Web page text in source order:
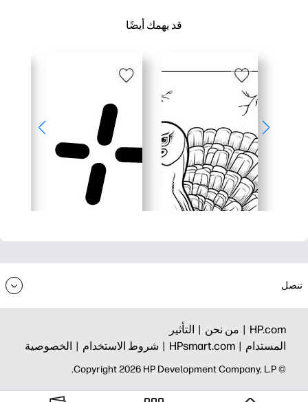
قد يهمك أيضًا
تنصل
HP.com | من نحن | التأثير
المستدام | HPsmart.com | شروط الاستخدام | الخصوصية
© Copyright 2026 HP Development Company, L.P.